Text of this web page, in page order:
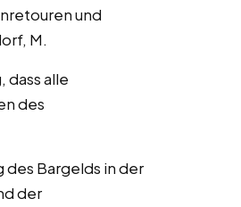
und
M.
dass alle
des
Bargelds in der
der